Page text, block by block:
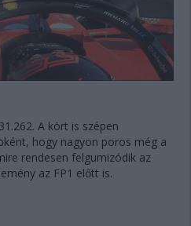
A kört is szépen
hogy nagyon poros még a
rendesen felgumizódik az
az FP1 előtt is.